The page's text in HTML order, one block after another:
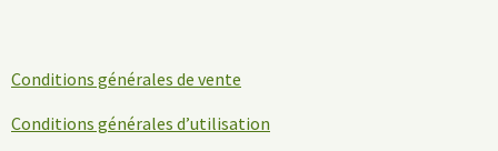
Conditions générales de vente
Conditions générales d’utilisation